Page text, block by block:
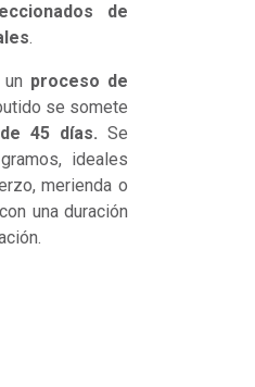
de
.
proceso de
se somete
45 días. Se
ideales
merienda o
una duración